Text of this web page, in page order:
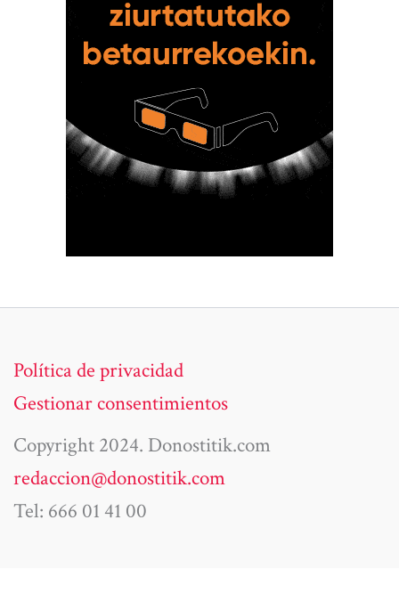
Política de privacidad
Gestionar consentimientos
Copyright 2024. Donostitik.com
redaccion@donostitik.com
Tel: 666 01 41 00